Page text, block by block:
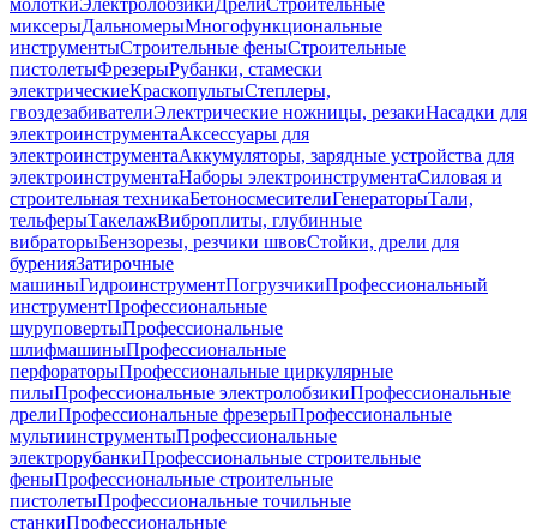
молоткиЭлектролобзикиДрелиСтроительные
миксерыДальномерыМногофункциональные
инструментыСтроительные феныСтроительные
пистолетыФрезерыРубанки, стамески
электрическиеКраскопультыСтеплеры,
гвоздезабивателиЭлектрические ножницы, резакиНасадки для
электроинструментаАксессуары для
электроинструментаАккумуляторы, зарядные устройства для
электроинструментаНаборы электроинструментаСиловая и
строительная техникаБетоносмесителиГенераторыТали,
тельферыТакелажВиброплиты, глубинные
вибраторыБензорезы, резчики швовСтойки, дрели для
буренияЗатирочные
машиныГидроинструментПогрузчикиПрофессиональный
инструментПрофессиональные
шуруповертыПрофессиональные
шлифмашиныПрофессиональные
перфораторыПрофессиональные циркулярные
пилыПрофессиональные электролобзикиПрофессиональные
дрелиПрофессиональные фрезерыПрофессиональные
мультиинструментыПрофессиональные
электрорубанкиПрофессиональные строительные
феныПрофессиональные строительные
пистолетыПрофессиональные точильные
станкиПрофессиональные